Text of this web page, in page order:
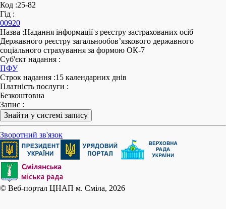
Код :25-82
Гід :
00920
Назва :Надання інформації з реєстру застрахованих осіб
Державного реєстру загальнообов’язкового державного
соціального страхування за формою ОК-7
Суб'єкт надання :
ПФУ
Строк надання :15 календарних днів
Платність послуги :
Безкоштовна
Запис :
Знайти у системі запису
Зворотний зв'язок
© Веб-портал ЦНАП м. Сміла, 2026